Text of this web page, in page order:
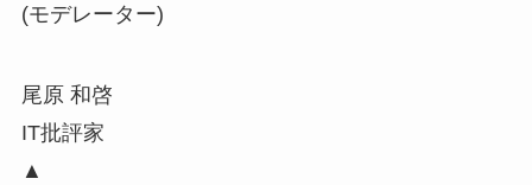
(モデレーター)
尾原 和啓
IT批評家
▲